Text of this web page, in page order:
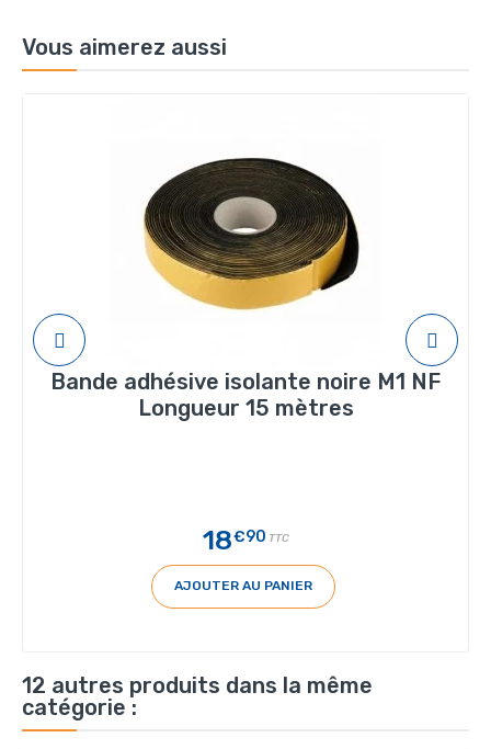
Vous aimerez aussi
Bande adhésive isolante noire M1 NF
Longueur 15 mètres
18€90 TTC
AJOUTER AU PANIER
12 autres produits dans la même
catégorie :